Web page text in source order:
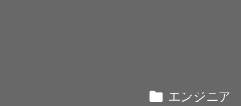
 エンジニア